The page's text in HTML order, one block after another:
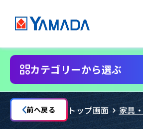
カテゴリーから選ぶ
前へ戻る トップ画面 家具